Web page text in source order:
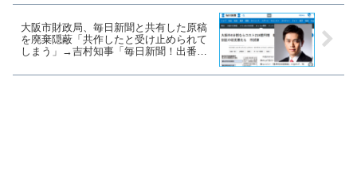
始
大阪市財政局、毎日新聞と共有した原稿
を廃棄隠蔽「共作したと受け止められて
しまう」→吉村知事「毎日新聞！出番で